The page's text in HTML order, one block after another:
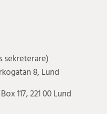
sekreterare)
8, Lund
117, 221 00 Lund